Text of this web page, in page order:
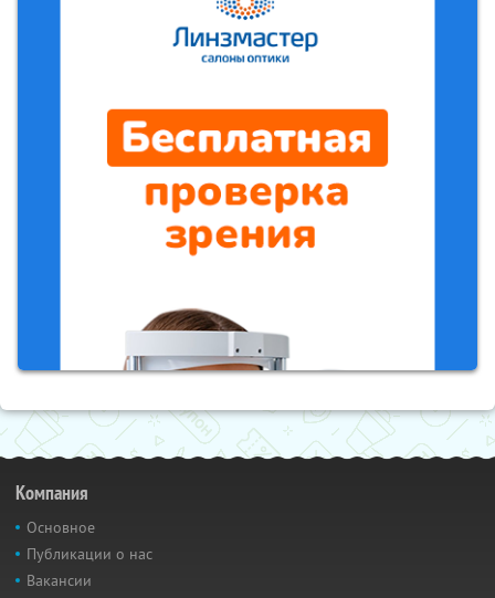
Компания
Основное
Публикации о нас
Вакансии